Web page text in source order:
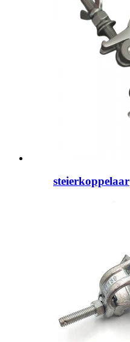
steierkoppelaar